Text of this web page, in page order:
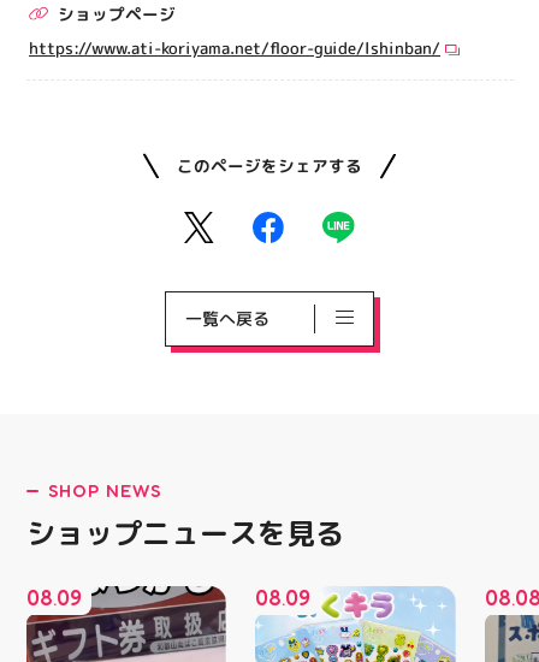
ショップページ
https://www.ati-koriyama.net/floor-guide/lshinban/
このページをシェアする
一覧へ戻る
SHOP NEWS
ショップニュースを見る
08.09 08.09 08.